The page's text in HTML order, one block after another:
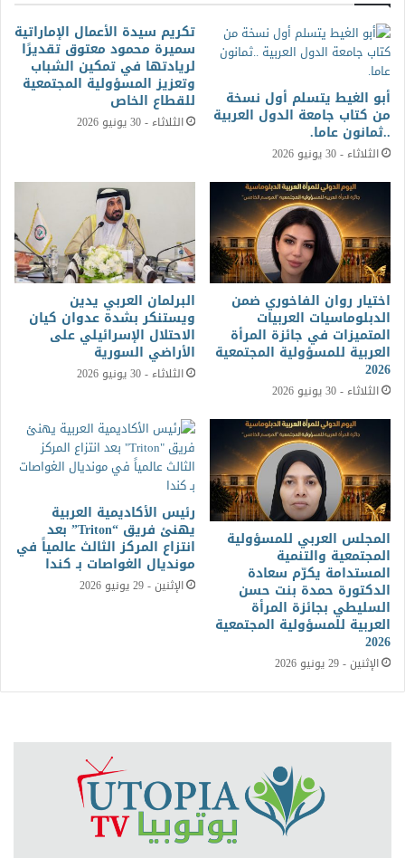
أبو الغيط يتسلم أول نسخة
من كتاب جامعة الدول العربية
..ثمانون عاما.
الثلاثاء - 30 يونيو 2026
تكريم سيدة الأعمال الإماراتية
سميرة محمود معتوق تقديرًا
لريادتها في تمكين الشباب
وتعزيز المسؤولية المجتمعية
للقطاع الخاص
الثلاثاء - 30 يونيو 2026
اختيار روان الفاخوري ضمن
الدبلوماسيات العربيات
المتميزات في جائزة المرأة
العربية للمسؤولية المجتمعية
2026
الثلاثاء - 30 يونيو 2026
البرلمان العربي يدين
ويستنكر بشدة عدوان كيان
الاحتلال الإسرائيلي على
الأراضي السورية
الثلاثاء - 30 يونيو 2026
المجلس العربي للمسؤولية
المجتمعية والتنمية
المستدامة يكرّم سعادة
الدكتورة حمدة بنت حسن
السليطي بجائزة المرأة
العربية للمسؤولية المجتمعية
2026
الإثنين - 29 يونيو 2026
رئيس الأكاديمية العربية
يهنئ فريق “Triton” بعد
انتزاع المركز الثالث عالمياً في
مونديال الغواصات بـ كندا
الإثنين - 29 يونيو 2026